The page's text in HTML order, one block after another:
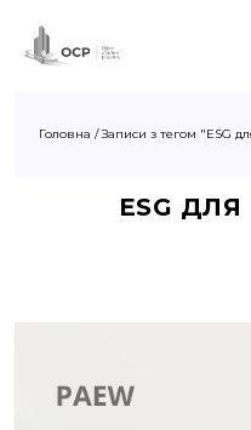
Головна /Записи з тегом "ESG
ESG